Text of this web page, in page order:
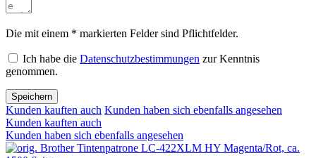
Die mit einem * markierten Felder sind Pflichtfelder.
Ich habe die Datenschutzbestimmungen zur Kenntnis
genommen.
Speichern
Kunden kauften auch Kunden haben sich ebenfalls angesehen
Kunden kauften auch
Kunden haben sich ebenfalls angesehen